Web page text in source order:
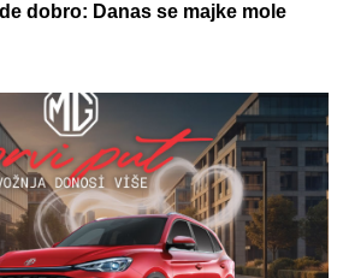
dobro: Danas se majke mole